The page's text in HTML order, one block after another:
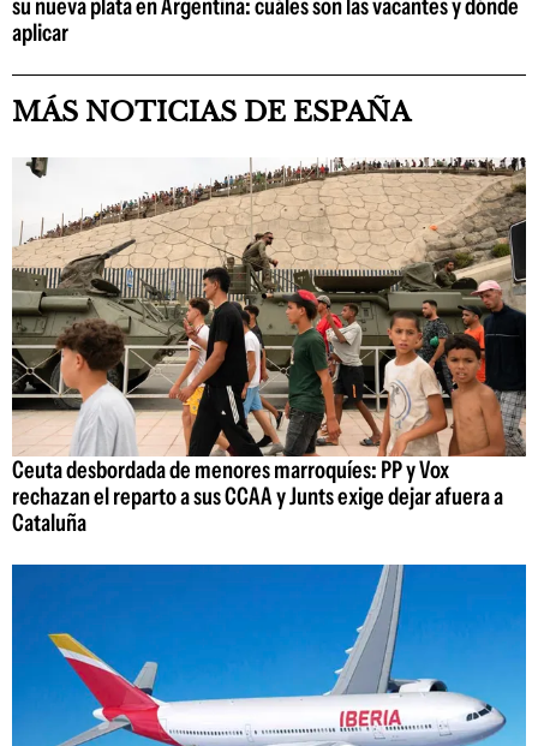
su nueva plata en Argentina: cuáles son las vacantes y dónde
aplicar
MÁS NOTICIAS DE ESPAÑA
Ceuta desbordada de menores marroquíes: PP y Vox
rechazan el reparto a sus CCAA y Junts exige dejar afuera a
Cataluña